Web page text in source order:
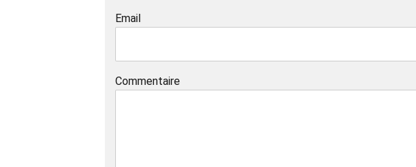
Email
Commentaire